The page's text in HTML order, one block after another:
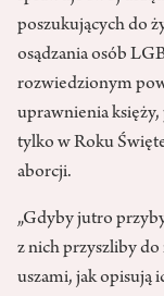
poszukujących do
osądzania osób
rozwiedzionym
uprawnienia
tylko w Roku
aborcji.
„Gdyby jutro
z nich przyszliby
uszami, jak opisują